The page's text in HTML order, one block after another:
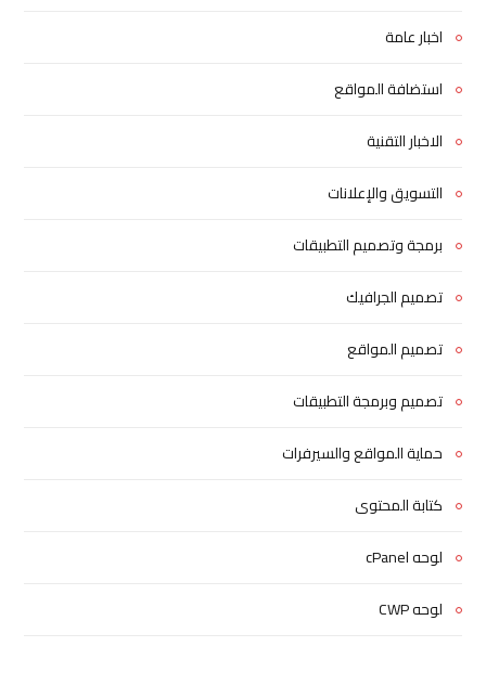
اخبار عامة
استضافة المواقع
الاخبار التقنية
التسويق والإعلانات
برمجة وتصميم التطبيقات
تصميم الجرافيك
تصميم المواقع
تصميم وبرمجة التطبيقات
حماية المواقع والسيرفرات
كتابة المحتوى
لوحه cPanel
لوحه CWP